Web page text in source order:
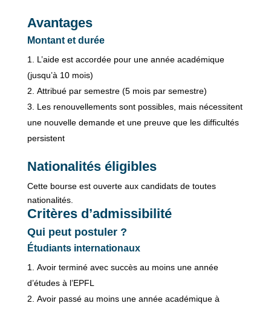
Avantages
Montant et durée
L’aide est accordée pour une année académique
(jusqu’à 10 mois)
Attribué par semestre (5 mois par semestre)
Les renouvellements sont possibles, mais nécessitent
une nouvelle demande et une preuve que les difficultés
persistent
Nationalités éligibles
Cette bourse est ouverte aux candidats de toutes
nationalités.
Critères d’admissibilité
Qui peut postuler ?
Étudiants internationaux
Avoir terminé avec succès au moins une année
d’études à l’EPFL
Avoir passé au moins une année académique à